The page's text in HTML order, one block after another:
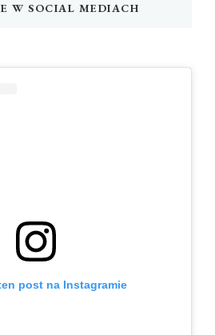
W SOCIAL MEDIACH
post na Instagramie